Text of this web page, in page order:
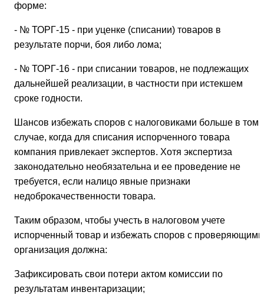
форме:
- № ТОРГ-15 - при уценке (списании) товаров в
результате порчи, боя либо лома;
- № ТОРГ-16 - при списании товаров, не подлежащих
дальнейшей реализации, в частности при истекшем
сроке годности.
Шансов избежать споров с налоговиками больше в том
случае, когда для списания испорченного товара
компания привлекает экспертов. Хотя экспертиза
законодательно необязательна и ее проведение не
требуется, если налицо явные признаки
недоброкачественности товара.
Таким образом, чтобы учесть в налоговом учете
испорченный товар и избежать споров с
организация должна:
Зафиксировать свои потери актом комиссии по
результатам инвентаризации;